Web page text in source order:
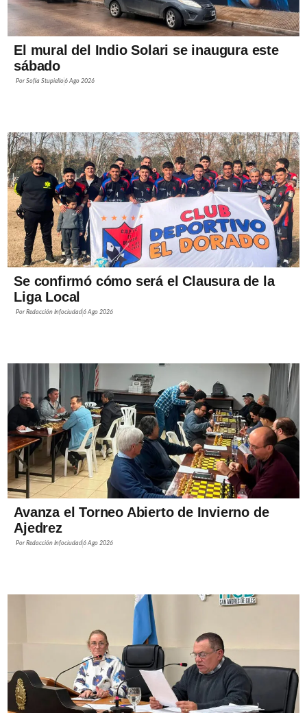
El mural del Indio Solari se inaugura este
sábado
PorSofía Stupiello6 Ago 2026
Se confirmó cómo será el Clausura de la
Liga Local
PorRedacción Infociudad6 Ago 2026
Avanza el Torneo Abierto de Invierno de
Ajedrez
PorRedacción Infociudad6 Ago 2026